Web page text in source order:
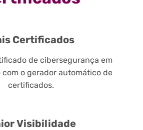
Certificados
de cibersegurança em
com o gerador automático de
certificados.
Visibilidade